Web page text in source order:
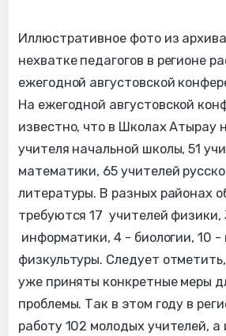
Иллюстративное фото из
нехватке педагогов в регионе
ежегодной августовской
На ежегодной августовской
известно, что в Школах Атырау
учителя начальной школы, 51
математики, 65 учителей
литературы. В разных районах
требуются 17 учителей физики,
информатики, 4 - биологии, 10 -
физкультуры. Следует
уже приняты конкретные меры
проблемы. Так в этом году в
работу 102 молодых учителей, а